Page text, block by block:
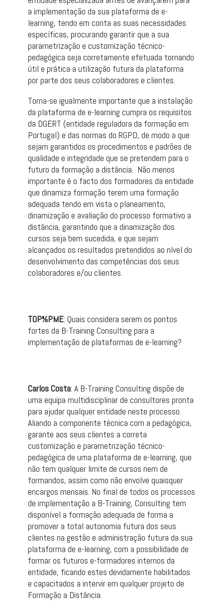
a implementação da sua plataforma de e-
learning, tendo em conta as suas necessidades
específicas, procurando garantir que a sua
parametrização e customização técnico-
pedagógica seja corretamente efetuada tornando
útil e prática a utilização futura da plataforma
por parte dos seus colaboradores e clientes.
Torna-se igualmente importante que a instalação
da plataforma de e-learning cumpra os requisitos
da DGERT (entidade reguladora da formação em
Portugal) e das normas do RGPD, de modo a que
sejam garantidos os procedimentos e padrões de
qualidade e integridade que se pretendem para o
futuro da formação a distância. Não menos
importante é o facto dos formadores da entidade
que dinamiza formação terem uma formação
adequada tendo em vista o planeamento,
dinamização e avaliação do processo formativo a
distância, garantindo que a dinamização dos
cursos seja bem sucedida, e que sejam
alcançados os resultados pretendidos ao nível do
desenvolvimento das competências dos seus
colaboradores e/ou clientes.
TOP%PME: Quais considera serem os pontos
fortes da B-Training Consulting para a
implementação de plataformas de e-learning?
Carlos Costa: A B-Training Consulting dispõe de
uma equipa multidisciplinar de consultores pronta
para ajudar qualquer entidade neste processo.
Aliando a componente técnica com a pedagógica,
garante aos seus clientes a correta
customização e parametrização técnico-
pedagógica de uma plataforma de e-learning, que
não tem qualquer limite de cursos nem de
formandos, assim como não envolve quaisquer
encargos mensais. No final de todos os processos
de implementação a B-Training, Consulting tem
disponível a formação adequada de forma a
promover a total autonomia futura dos seus
clientes na gestão e administração futura da sua
plataforma de e-learning, com a possibilidade de
formar os futuros e-formadores internos da
entidade, ficando estes devidamente habilitados
e capacitados a intervir em qualquer projeto de
Formação a Distância.